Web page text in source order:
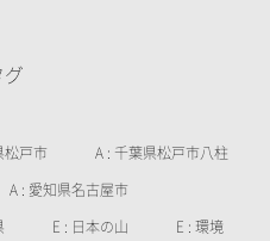
グ
松戸市 A : 千葉県松戸市八柱
A : 愛知県名古屋市
E : 日本の山 E : 環境